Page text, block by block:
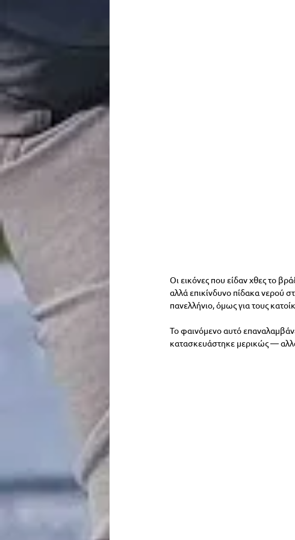
Οι εικόνες που είδαν χθες το
αλλά επικίνδυνο πίδακα νερού
πανελλήνιο, όμως για τους
Το φαινόμενο αυτό
κατασκευάστηκε μερικώς —